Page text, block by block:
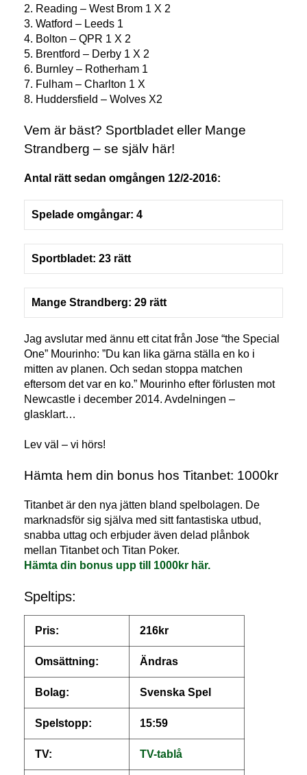
2. Reading – West Brom 1 X 2
3. Watford – Leeds 1
4. Bolton – QPR 1 X 2
5. Brentford – Derby 1 X 2
6. Burnley – Rotherham 1
7. Fulham – Charlton 1 X
8. Huddersfield – Wolves X2
Vem är bäst? Sportbladet eller Mange
Strandberg – se själv här!
Antal rätt sedan omgången 12/2-2016:
Spelade omgångar: 4
Sportbladet: 23 rätt
Mange Strandberg: 29 rätt
Jag avslutar med ännu ett citat från Jose “the Special
One” Mourinho: ”Du kan lika gärna ställa en ko i
mitten av planen. Och sedan stoppa matchen
eftersom det var en ko.” Mourinho efter förlusten mot
Newcastle i december 2014. Avdelningen –
glasklart…
Lev väl – vi hörs!
Hämta hem din bonus hos Titanbet: 1000kr
Titanbet är den nya jätten bland spelbolagen. De
marknadsför sig själva med sitt fantastiska utbud,
snabba uttag och erbjuder även delad plånbok
mellan Titanbet och Titan Poker.
Hämta din bonus upp till 1000kr här.
Speltips:
Pris: 216kr
Omsättning: Ändras
Bolag: Svenska Spel
Spelstopp: 15:59
TV: TV-tablå